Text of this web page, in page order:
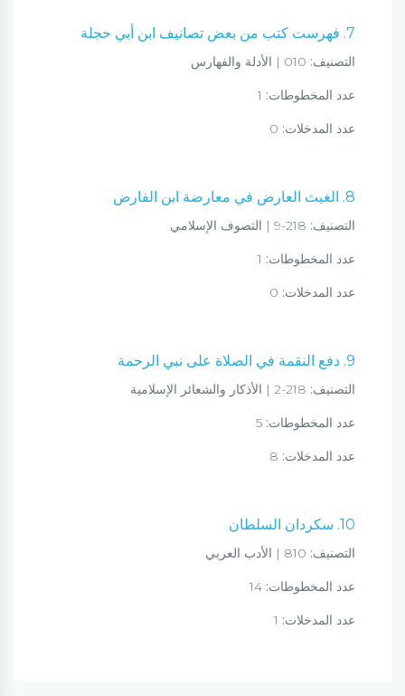
7. فهرست كتب من بعض تصانيف ابن أبي حجلة
التصنيف:
عدد المخطوطات:
عدد المدخلات:
8. الغيث العارض في معارضة ابن الفارض
التصنيف:
عدد المخطوطات:
عدد المدخلات:
9. دفع النقمة في الصلاة على نبي الرحمة
التصنيف:
عدد المخطوطات:
عدد المدخلات:
10. سكردان السلطان
التصنيف:
عدد المخطوطات:
عدد المدخلات: